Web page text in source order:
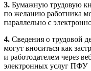
3. Бумажную трудовую
по желанию работника
параллельно с
4. Сведения о трудовой
могут вноситься как
и работодателем через
электронных услуг ПФУ